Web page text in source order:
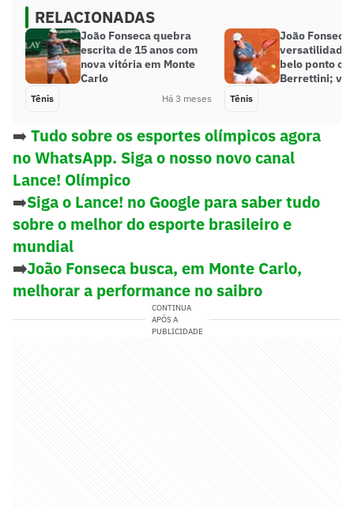
RELACIONADAS
João Fonseca quebra
escrita de 15 anos com
nova vitória em Monte
Carlo
Tênis Há 3 meses
João
versatilidade
belo ponto
Berrettini;
Tênis
➡️ Tudo sobre os esportes olímpicos agora
no WhatsApp. Siga o nosso novo canal
Lance! Olímpico
➡️Siga o Lance! no Google para saber tudo
sobre o melhor do esporte brasileiro e
mundial
➡️João Fonseca busca, em Monte Carlo,
melhorar a performance no saibro
CONTINUA
APÓS A
PUBLICIDADE